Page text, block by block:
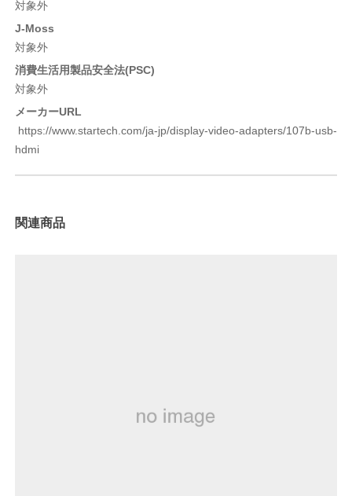
対象外
J-Moss
対象外
消費生活用製品安全法(PSC)
対象外
メーカーURL
https://www.startech.com/ja-jp/display-video-adapters/107b-usb-
hdmi
関連商品